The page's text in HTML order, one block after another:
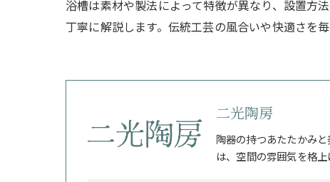
浴槽は素材や製法によって特徴が異なり、設置方
丁寧に解説します。伝統工芸の風合いや快適さを
二光陶房
陶器の持つあたたかみ
は、空間の雰囲気を格